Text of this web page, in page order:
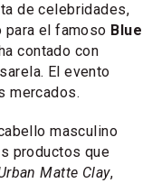
de celebridades,
para el famoso Blue
contado con
El evento
mercados.
masculino
productos que
Matte Clay,